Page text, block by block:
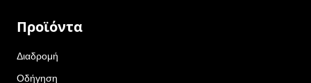
Προϊόντα
Διαδρομή
Οδήγηση